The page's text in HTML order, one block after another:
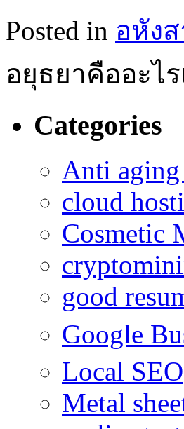
Posted in อหัง
อยุธยาคืออะไ
Categories
Anti aging
cloud
Cosmetic
good
Google
Local SEO
Metal